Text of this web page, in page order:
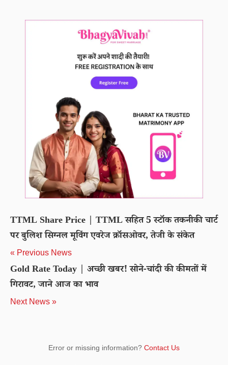
TTML Share Price | TTML सहित 5 स्टॉक तकनीकी चार्ट
पर बुलिश सिग्नल मूविंग एवरेज क्रॉसओवर, तेजी के संकेत
« Previous News
Gold Rate Today | अच्छी खबर! सोने-चांदी की कीमतों में
गिरावट, जाने आज का भाव
Next News »
Error or missing information? Contact Us